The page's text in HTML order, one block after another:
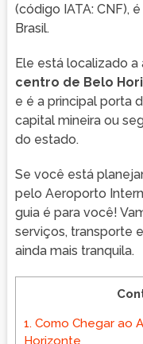
(código IATA: CNF),
Brasil.
Ele está localizado
centro de Belo
e é a principal porta
capital mineira ou
do estado.
Se você está
pelo Aeroporto
guia é para você!
serviços, transporte
ainda mais tranquila.
1.Como Chegar ao
Horizonte